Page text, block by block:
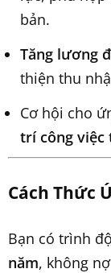
bản.
Tăng lương
thiện thu
Cơ hội cho
trí công việc
Cách Thức
Bạn có trình độ
năm, không